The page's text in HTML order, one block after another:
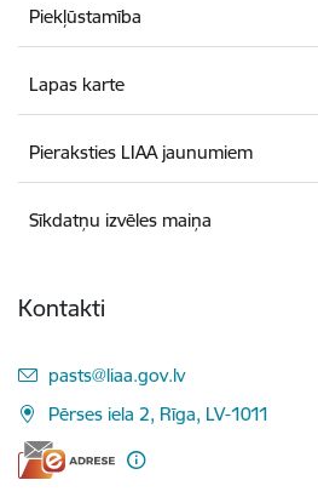
Piekļūstamība
Lapas karte
Pieraksties LIAA jaunumiem
Sīkdatņu izvēles maiņa
Kontakti
E-pasts:
pasts@liaa.gov.lv
Pērses iela 2, Rīga, LV-1011